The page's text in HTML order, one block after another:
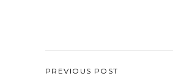
PREVIOUS POST